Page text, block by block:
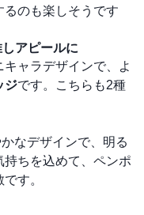
のも楽しそうです
アピールに
ャラデザインで、よ
ジです。こちらも2種
なデザインで、明る
ちを込めて、ペンポ
す。